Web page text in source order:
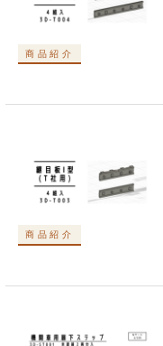
商品紹介
商品紹介